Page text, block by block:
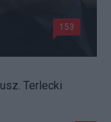
153
Terlecki